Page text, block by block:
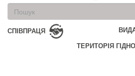
Пошукова
форма
Пошук
СПІВПРАЦЯ
ТЕРИТОРІЯ